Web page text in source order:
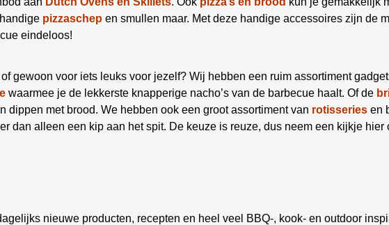
pizzaschep en smullen maar. Met deze handige accessoires zijn de
eindeloos!
gewoon voor iets leuks voor jezelf? Wij hebben een ruim assortiment
waarmee je de lekkerste knapperige nacho’s van de barbecue haalt. Of de
dippen met brood. We hebben ook een groot assortiment van rotisseries en
dan alleen een kip aan het spit. De keuze is reuze, dus neem een kijkje hier
nieuwe producten, recepten en heel veel BBQ-, kook- en outdoor